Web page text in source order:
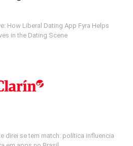
How Liberal Dating App Fyra Helps
in the Dating Scene
direi se tem match: política influencia